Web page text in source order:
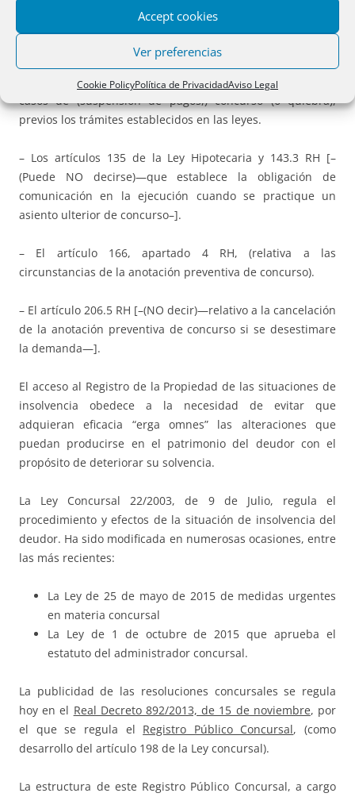
Accept cookies
Ver preferencias
Cookie PolicyPolítica de PrivacidadAviso Legal
– El artículo 142.5 RH bajo la rúbrica de “incapacidad”
dispone: También procederá la anotación preventiva de
que trata el número quinto del artículo 42 de la Ley, en los
casos de (suspensión de pagos,) concurso (o quiebra),
previos los trámites establecidos en las leyes.
– Los artículos 135 de la Ley Hipotecaria y 143.3 RH [–
(Puede NO decirse)—que establece la obligación de
comunicación en la ejecución cuando se practique un
asiento ulterior de concurso–].
– El artículo 166, apartado 4 RH, (relativa a las
circunstancias de la anotación preventiva de concurso).
– El artículo 206.5 RH [–(NO decir)—relativo a la cancelación
de la anotación preventiva de concurso si se desestimare
la demanda—].
El acceso al Registro de la Propiedad de las situaciones de
insolvencia obedece a la necesidad de evitar que
adquieran eficacia “erga omnes” las alteraciones que
puedan producirse en el patrimonio del deudor con el
propósito de deteriorar su solvencia.
La Ley Concursal 22/2003, de 9 de Julio, regula el
procedimiento y efectos de la situación de insolvencia del
deudor. Ha sido modificada en numerosas ocasiones, entre
las más recientes:
La Ley de 25 de mayo de 2015 de medidas urgentes
en materia concursal
La Ley de 1 de octubre de 2015 que aprueba el
estatuto del administrador concursal.
La publicidad de las resoluciones concursales se regula
hoy en el Real Decreto 892/2013, de 15 de noviembre, por
el que se regula el Registro Público Concursal, (como
desarrollo del artículo 198 de la Ley concursal).
La estructura de este Registro Público Concursal, a cargo